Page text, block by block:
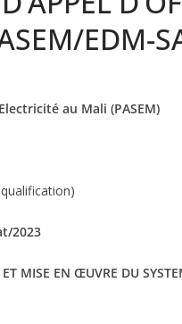
EDM-
au Mali (PASEM)
2023
MISE EN ŒUVRE DU